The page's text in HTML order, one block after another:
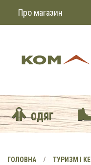
Про магазин
ОДЯГ
ГОЛОВНА ТУРИЗМ І